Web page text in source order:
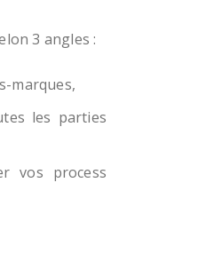
3 angles :
marques,
les parties
vos process